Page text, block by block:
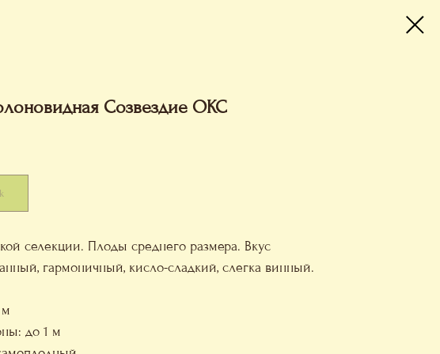
Созвездие ОКС
селекции. Плоды среднего размера. Вкус
гармоничный, кисло-сладкий, слегка винный.
м
до 1 м